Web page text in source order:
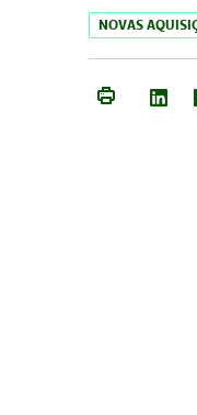
NOVAS